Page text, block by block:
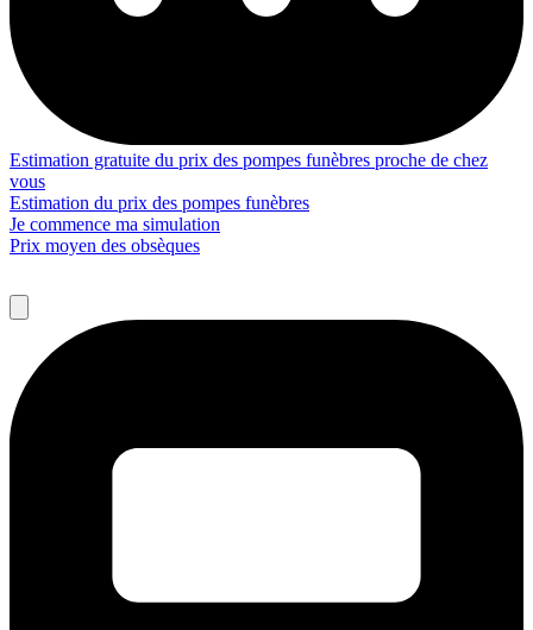
Estimation gratuite du prix des pompes funèbres proche de chez
vous
Estimation du prix des pompes funèbres
Je commence ma simulation
Prix moyen des obsèques